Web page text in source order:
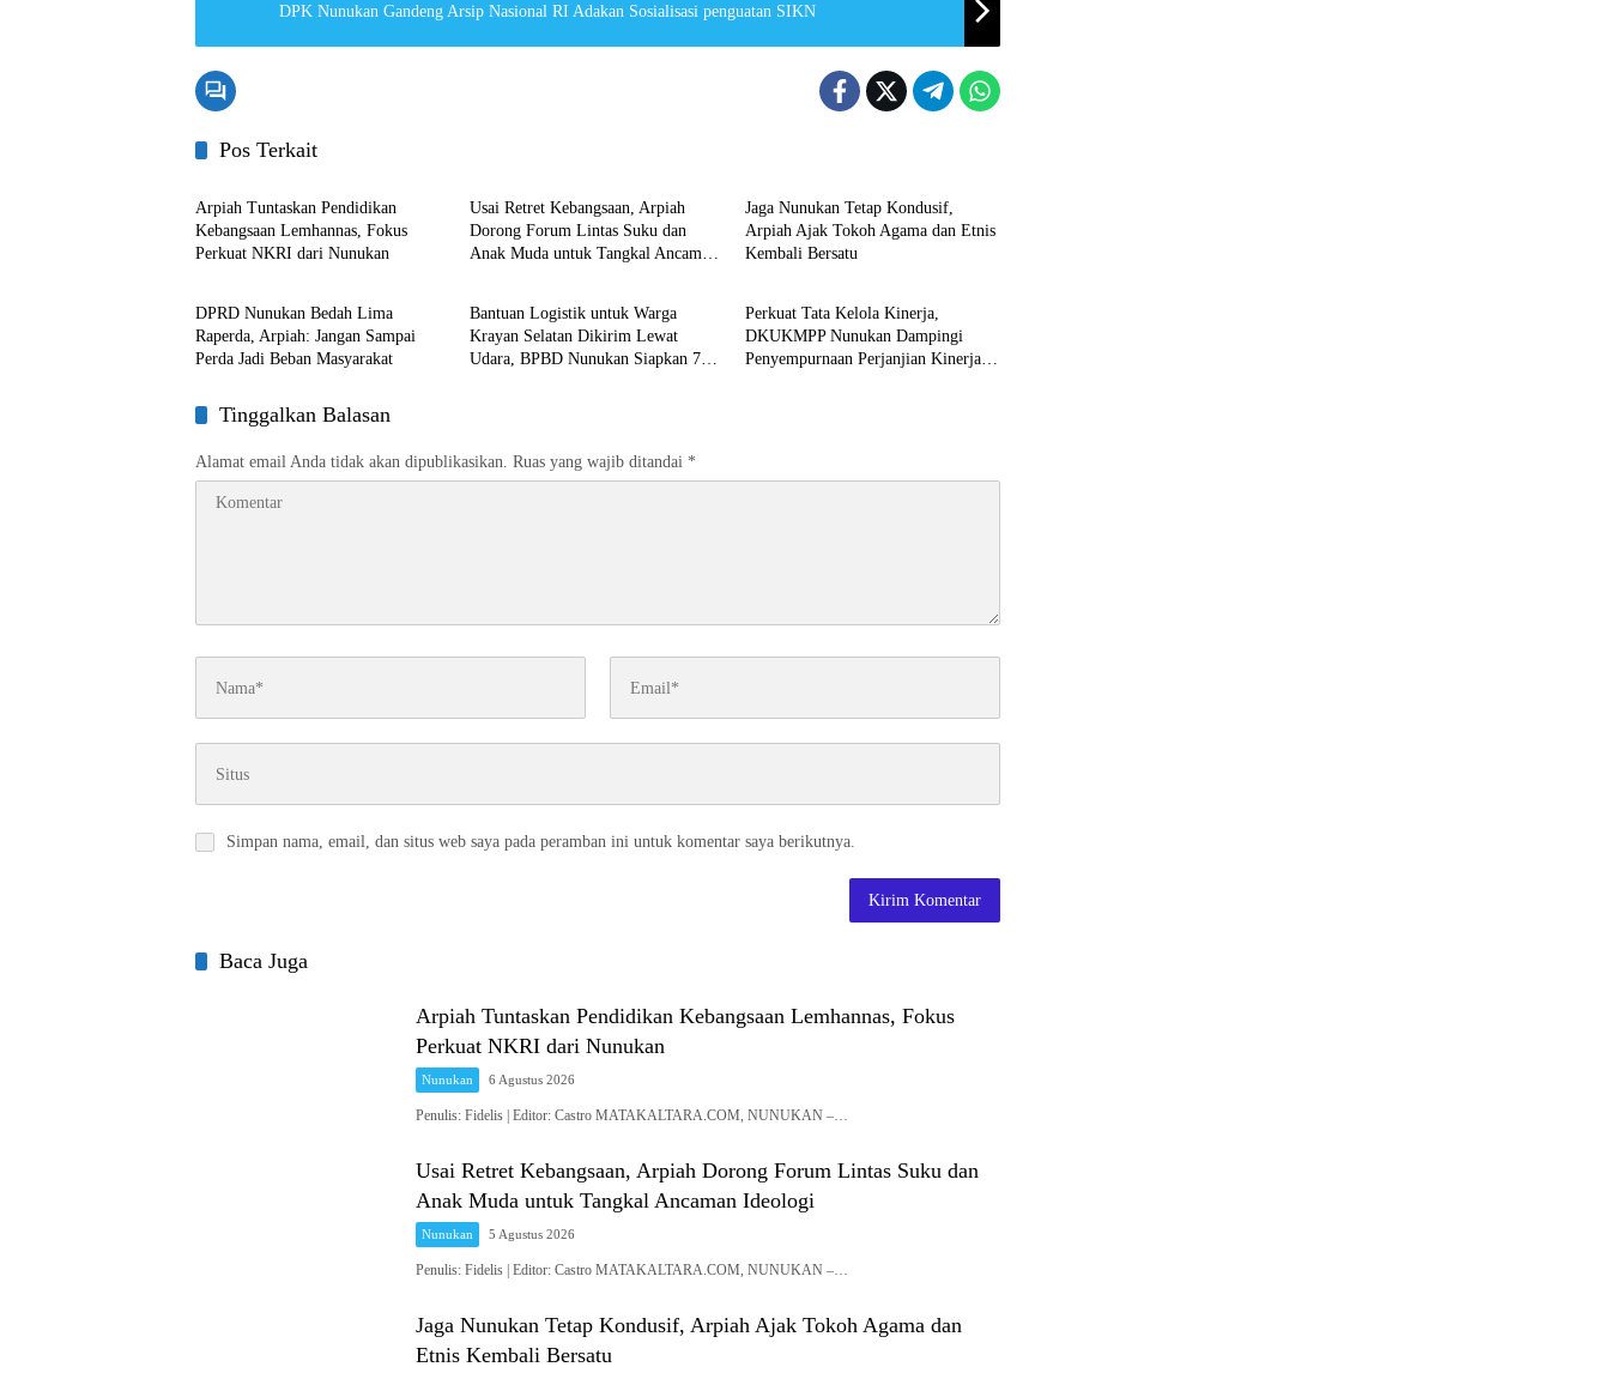
DPK Nunukan Gandeng Arsip Nasional RI Adakan Sosialisasi penguatan SIKN
Pos Terkait
Nunukan
Arpiah Tuntaskan Pendidikan
Kebangsaan Lemhannas, Fokus
Perkuat NKRI dari Nunukan
Usai Retret Kebangsaan, Arpiah
Dorong Forum Lintas Suku dan
Anak Muda untuk Tangkal Ancaman
Jaga Nunukan Tetap Kondusif,
Arpiah Ajak Tokoh Agama dan Etnis
Kembali Bersatu
DPRD Nunukan Bedah Lima
Raperda, Arpiah: Jangan Sampai
Perda Jadi Beban Masyarakat
Bantuan Logistik untuk Warga
Krayan Selatan Dikirim Lewat
Udara, BPBD Nunukan Siapkan 7
Perkuat Tata Kelola Kinerja,
DKUKMPP Nunukan Dampingi
Penyempurnaan Perjanjian Kinerja
Tinggalkan Balasan
Alamat email Anda tidak akan dipublikasikan. Ruas yang wajib ditandai *
Simpan nama, email, dan situs web saya pada peramban ini untuk komentar saya berikutnya.
Baca Juga
Arpiah Tuntaskan Pendidikan Kebangsaan Lemhannas, Fokus
Perkuat NKRI dari Nunukan
Nunukan 6 Agustus 2026
Penulis: Fidelis | Editor: Castro MATAKALTARA.COM, NUNUKAN –…
Usai Retret Kebangsaan, Arpiah Dorong Forum Lintas Suku dan
Anak Muda untuk Tangkal Ancaman Ideologi
Nunukan 5 Agustus 2026
Penulis: Fidelis | Editor: Castro MATAKALTARA.COM, NUNUKAN –…
Jaga Nunukan Tetap Kondusif, Arpiah Ajak Tokoh Agama dan
Etnis Kembali Bersatu